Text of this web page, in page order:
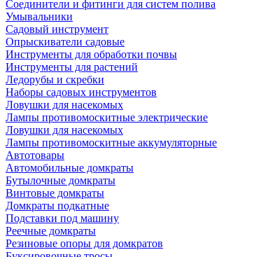
Соединители и фитинги для систем полива
Умывальники
Садовый инструмент
Опрыскиватели садовые
Инструменты для обработки почвы
Инструменты для растений
Ледорубы и скребки
Наборы садовых инструментов
Ловушки для насекомых
Лампы противомоскитные электрические
Ловушки для насекомых
Лампы противомоскитные аккумуляторные
Автотовары
Автомобильные домкраты
Бутылочные домкраты
Винтовые домкраты
Домкраты подкатные
Подставки под машину
Реечные домкраты
Резиновые опоры для домкратов